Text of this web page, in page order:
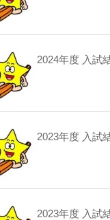
2024年度 入試
2023年度 入試
2023年度 入試